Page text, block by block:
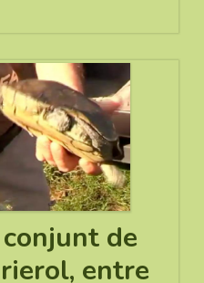
de
entre